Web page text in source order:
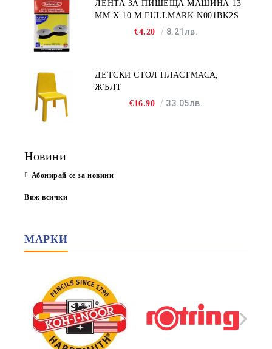
ЛЕНТА ЗА ПИШЕЩА МАШИНА 13
MM X 10 M FULLMARK N001BK2S
€4.20
8.21лв.
ДЕТСКИ СТОЛ ПЛАСТМАСА,
ЖЪЛТ
€16.90
33.05лв.
Новини
Абонирай се за новини
Виж всички
МАРКИ